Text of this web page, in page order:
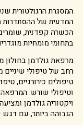
המסגרת הרגולטורית
המדעית של ההסתדרות
הכשרה קפדנית,
בתחומי מומחיות
מרפאת גולדמן בחולון
רחב של טיפולי
טיפולים כירורגיים,
וטיפולי שורש. המרפאה
ויקטוריה גולדמן
הגבוהה ביותר, עם דגש